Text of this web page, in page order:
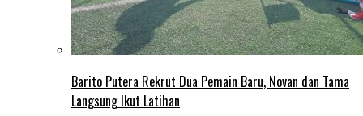
Barito Putera Rekrut Dua Pemain Baru, Novan dan Tama
Langsung Ikut Latihan